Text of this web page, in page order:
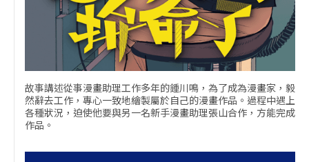
故事講述從事漫畫助理工作多年的鍾川鳴，為了成為漫畫家，毅
然辭去工作，專心一致地繪製屬於自己的漫畫作品。過程中遇上
各種狀況，迫使他要與另一名新手漫畫助理張山合作，方能完成
作品。